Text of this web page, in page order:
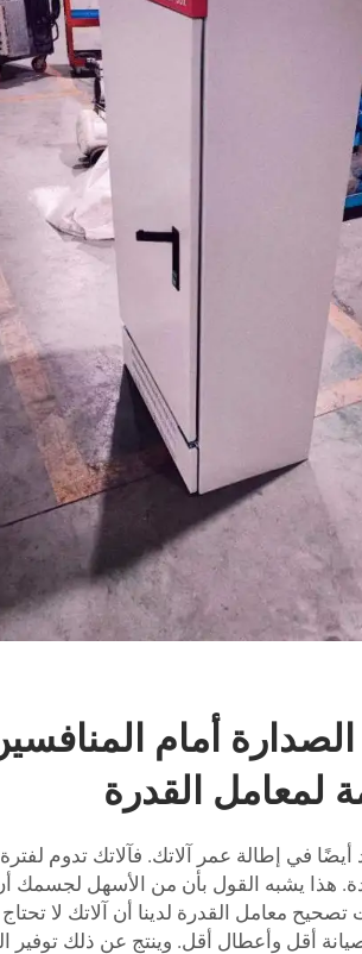
أمام
لمعامل القدرة
أيضًا في إطالة عمر آلاتك. فآلاتك تدوم
هذا يشبه القول بأن من الأسهل
معامل القدرة لدينا أن آلاتك لا
أقل وأعطال أقل. وينتج عن ذلك توفير